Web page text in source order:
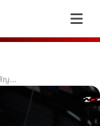
เปลี่ยนยางรถยนต์เมื่อไหร่ดี? สัญญาณเตือนที่คนใช้รถต้องรู้